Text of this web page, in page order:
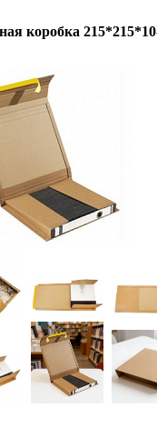
коробка